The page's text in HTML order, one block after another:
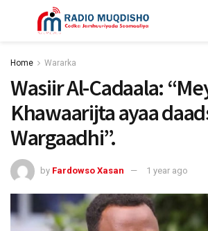
Home Wararka
Wasiir Al-Cadaala:
Khawaarijta ayaa
Wargaadhi”.
by Fardowso Xasan 1 year ago